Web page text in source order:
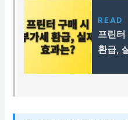
READ
프린터
환급,